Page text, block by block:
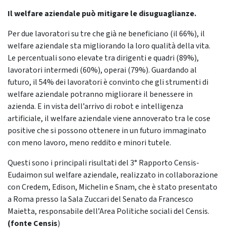
Il welfare aziendale può mitigare le disuguaglianze.
Per due lavoratori su tre che già ne beneficiano (il 66%), il
welfare aziendale sta migliorando la loro qualità della vita.
Le percentuali sono elevate tra dirigenti e quadri (89%),
lavoratori intermedi (60%), operai (79%). Guardando al
futuro, il 54% dei lavoratori è convinto che gli strumenti di
welfare aziendale potranno migliorare il benessere in
azienda. E in vista dell’arrivo di robot e intelligenza
artificiale, il welfare aziendale viene annoverato tra le cose
positive che si possono ottenere in un futuro immaginato
con meno lavoro, meno reddito e minori tutele.
Questi sono i principali risultati del 3° Rapporto Censis-
Eudaimon sul welfare aziendale, realizzato in collaborazione
con Credem, Edison, Michelin e Snam, che è stato presentato
a Roma presso la Sala Zuccari del Senato da Francesco
Maietta, responsabile dell’Area Politiche sociali del Censis.
(fonte Censis)